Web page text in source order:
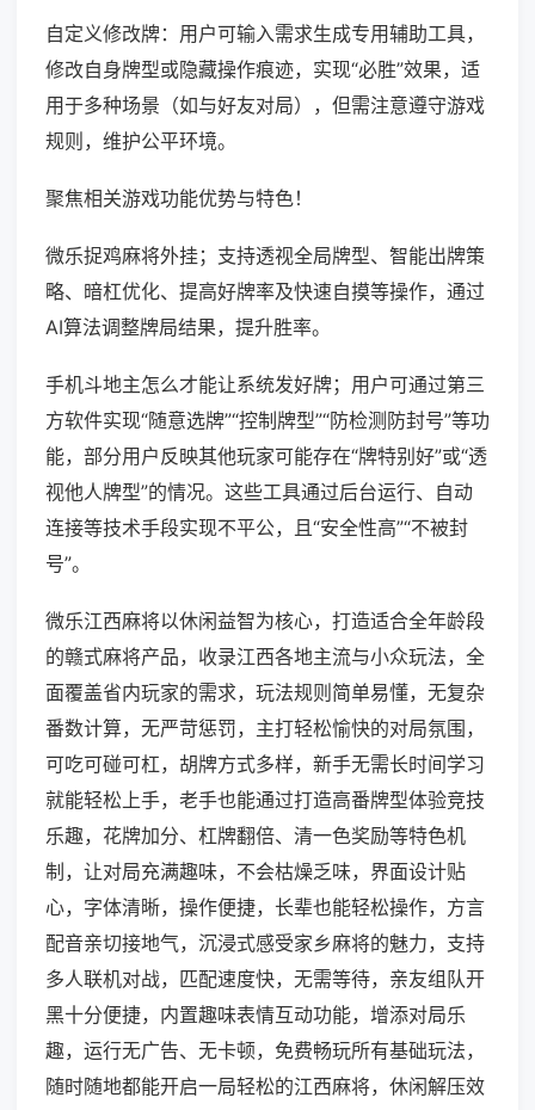
自定义修改牌：用户可输入需求生成专用辅助工具，
修改自身牌型或隐藏操作痕迹，实现“必胜”效果，适
用于多种场景（如与好友对局），但需注意遵守游戏
规则，维护公平环境。
聚焦相关游戏功能优势与特色！
微乐捉鸡麻将外挂；支持透视全局牌型、智能出牌策
略、暗杠优化、提高好牌率及快速自摸等操作，通过
AI算法调整牌局结果，提升胜率。
手机斗地主怎么才能让系统发好牌；用户可通过第三
方软件实现“随意选牌”“控制牌型”“防检测防封号”等功
能，部分用户反映其他玩家可能存在“牌特别好”或“透
视他人牌型”的情况。这些工具通过后台运行、自动
连接等技术手段实现不平公，且“安全性高”“不被封
号”。
微乐江西麻将以休闲益智为核心，打造适合全年龄段
的赣式麻将产品，收录江西各地主流与小众玩法，全
面覆盖省内玩家的需求，玩法规则简单易懂，无复杂
番数计算，无严苛惩罚，主打轻松愉快的对局氛围，
可吃可碰可杠，胡牌方式多样，新手无需长时间学习
就能轻松上手，老手也能通过打造高番牌型体验竞技
乐趣，花牌加分、杠牌翻倍、清一色奖励等特色机
制，让对局充满趣味，不会枯燥乏味，界面设计贴
心，字体清晰，操作便捷，长辈也能轻松操作，方言
配音亲切接地气，沉浸式感受家乡麻将的魅力，支持
多人联机对战，匹配速度快，无需等待，亲友组队开
黑十分便捷，内置趣味表情互动功能，增添对局乐
趣，运行无广告、无卡顿，免费畅玩所有基础玩法，
随时随地都能开启一局轻松的江西麻将，休闲解压效